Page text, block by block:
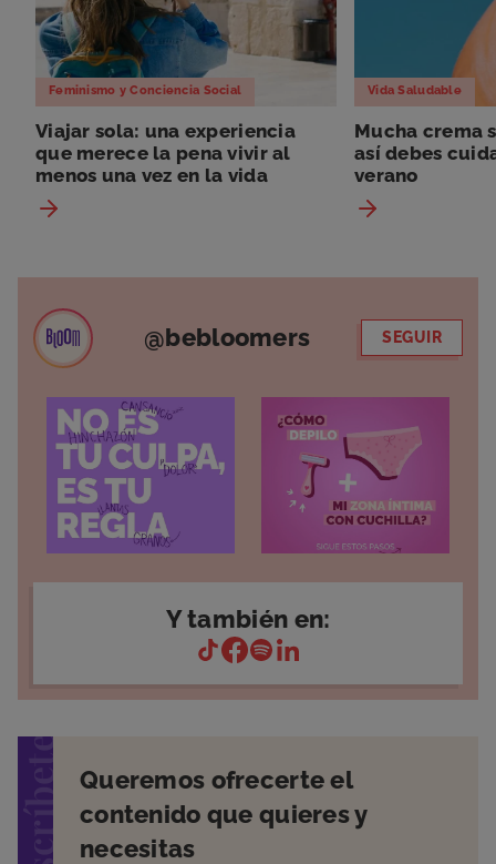
Feminismo y Conciencia Social
Viajar sola: una experiencia
que merece la pena vivir al
menos una vez en la vida
Vida Saludable
Mucha crema
así debes
verano
@bebloomers SEGUIR
Y también en:
Queremos ofrecerte el
contenido que quieres y
necesitas